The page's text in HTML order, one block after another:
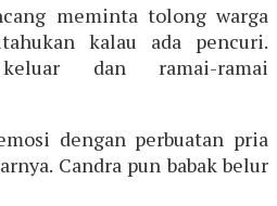
meminta tolong warga
kalau ada pencuri.
dan ramai-ramai
dengan perbuatan pria
Candra pun babak belur